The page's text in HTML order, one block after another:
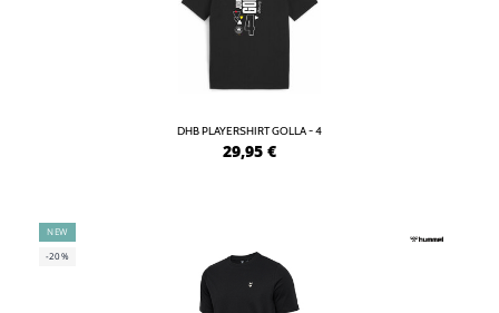
DHB PLAYERSHIRT GOLLA - 4
29,95 €
NEW
-20%